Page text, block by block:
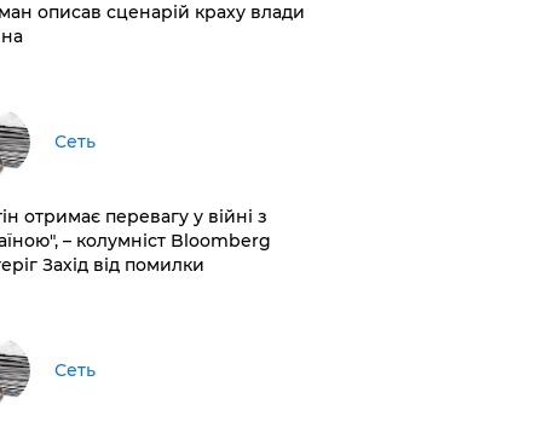
описав сценарій краху влади
Сеть
отримає перевагу у війні з
– колумніст Bloomberg
Захід від помилки
Сеть